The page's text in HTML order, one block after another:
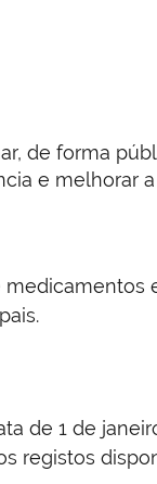
de forma
e
de 1 de
registos